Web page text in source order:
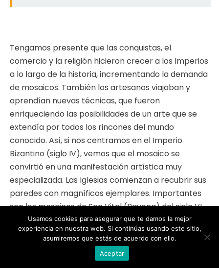
Tengamos presente que las conquistas, el
comercio y la religión hicieron crecer a los Imperios
a lo largo de la historia, incrementando la demanda
de mosaicos. También los artesanos viajaban y
aprendían nuevas técnicas, que fueron
enriqueciendo las posibilidades de un arte que se
extendía por todos los rincones del mundo
conocido. Así, si nos centramos en el Imperio
Bizantino (siglo IV), vemos que el mosaico se
convirtió en una manifestación artística muy
especializada. Las Iglesias comienzan a recubrir sus
paredes con magníficos ejemplares. Importantes
son los mosaicos de San Vital (Ravena) del siglo VI,
que constituye la Edad de Oro del Imperio Bizantino.
En ellos, sobre fondos planos, se nos presentan
figuras bidimensionales marcadas por el
hieratismo, la frontalidad y la isocefalia.
Usamos cookies para asegurar que te damos la mejor
experiencia en nuestra web. Si continúas usando este sitio,
asumiremos que estás de acuerdo con ello.
Aceptar